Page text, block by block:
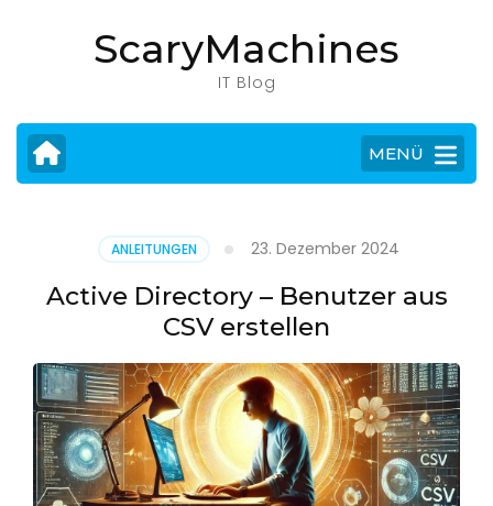
drücken)
ScaryMachines
IT Blog
MENÜ
ANLEITUNGEN 23. Dezember 2024
Active Directory – Benutzer aus
CSV erstellen